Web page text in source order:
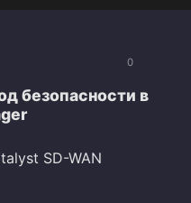
0
безопасности в
SD-WAN